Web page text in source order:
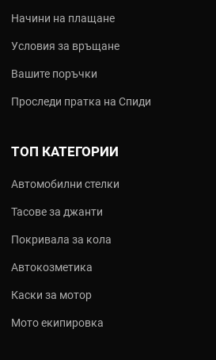
Начини на плащане
Условия за връщане
Вашите поръчки
Проследи пратка на Спиди
ТОП КАТЕГОРИИ
Автомобилни стелки
Тасове за джанти
Покривала за кола
Автокозметика
Каски за мотор
Мото екипировка